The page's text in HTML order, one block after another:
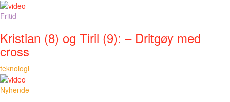
Fritid
Kristian (8) og Tiril (9): – Dritgøy med
cross
teknologi
Nyhende